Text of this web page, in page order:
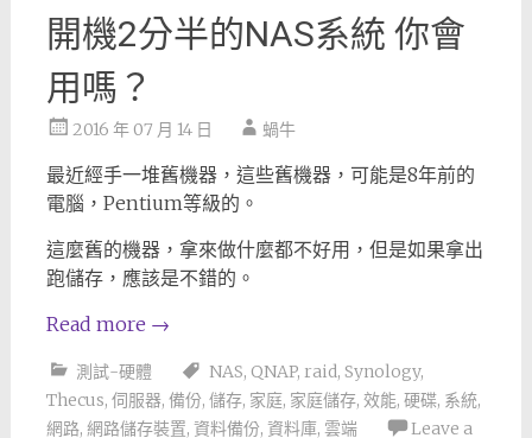
開機2分半的NAS系統 你會
用嗎？
2016 年 07 月 14 日 蝸牛
最近經手一堆舊機器，這些舊機器，可能是8年前的
電腦，Pentium等級的。
這麼舊的機器，拿來做什麼都不好用，但是如果拿出
跑儲存，應該是不錯的。
Read more →
測試-硬體 NAS, QNAP, raid, Synology,
Thecus, 伺服器, 備份, 儲存, 家庭, 家庭儲存, 效能, 硬碟, 系統,
網路, 網路儲存裝置, 資料備份, 資料庫, 雲端
Leave a